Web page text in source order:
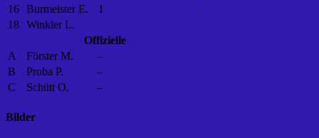
16 Burmeister E.
1
18 Winkler L.
Offizielle
A
Förster M.
–
B
Proba P.
–
C
Schütt O. –
Bilder